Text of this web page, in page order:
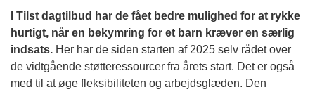
I Tilst dagtilbud har de fået bedre mulighed for at rykke
hurtigt, når en bekymring for et barn kræver en særlig
indsats. Her har de siden starten af 2025 selv rådet over
de vidtgående støtteressourcer fra årets start. Det er også
med til at øge fleksibiliteten og arbejdsglæden. Den